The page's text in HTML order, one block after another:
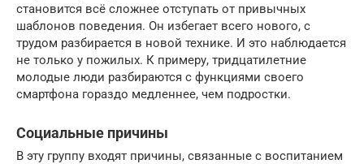
становится всё сложнее отступать от привычных
шаблонов поведения. Он избегает всего нового, с
трудом разбирается в новой технике. И это наблюдается
не только у пожилых. К примеру, тридцатилетние
молодые люди разбираются с функциями своего
смартфона гораздо медленнее, чем подростки.
Социальные причины
В эту группу входят причины, связанные с воспитанием